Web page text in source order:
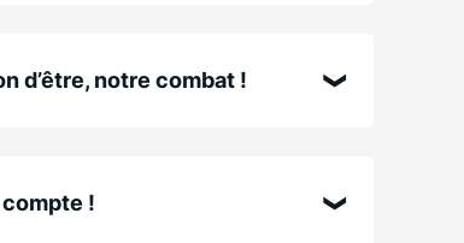
d’être, notre combat !
!